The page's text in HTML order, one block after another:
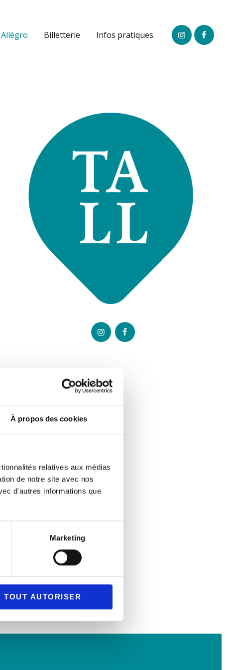
À propos des cookies
relatives aux médias
de notre site avec nos
d'autres informations que
Marketing
TOUT AUTORISER
Billetterie Infos pratiques